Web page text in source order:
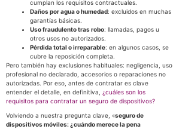
cumplan los requisitos contractuales.
Daños por agua o humedad: excluidos en muchas
garantías básicas.
Uso fraudulento tras robo: llamadas, pagos u
otros usos no autorizados.
Pérdida total o irreparable: en algunos casos, se
cubre la reposición completa.
Pero también hay exclusiones habituales: negligencia, uso
profesional no declarado, accesorios o reparaciones no
autorizadas. Por eso, antes de contratar es clave
entender el detalle, en definitiva, ¿cuáles son los
requisitos para contratar un seguro de dispositivos?
Volviendo a nuestra pregunta clave, «seguro de
dispositivos móviles: ¿cuándo merece la pena